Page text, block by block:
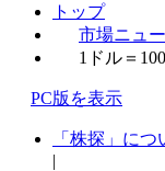
トップ
市場ニュ
1ドル＝
PC版を表示
「株探」につ
|